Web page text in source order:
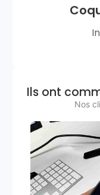
Ils ont
Nos